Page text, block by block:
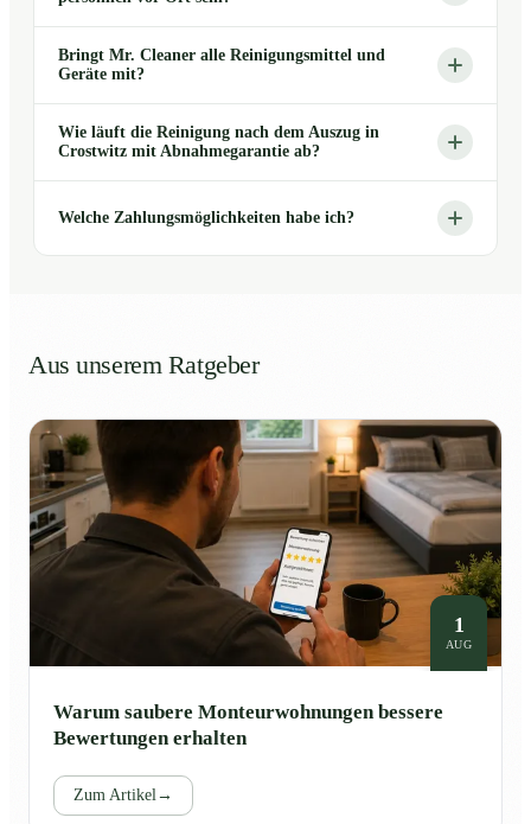
Bringt Mr. Cleaner alle Reinigungsmittel und
Geräte mit?
Wie läuft die Reinigung nach dem Auszug in
Crostwitz mit Abnahmegarantie ab?
Welche Zahlungsmöglichkeiten habe ich?
Aus unserem Ratgeber
1
AUG
Warum saubere Monteurwohnungen bessere
Bewertungen erhalten
Zum Artikel →